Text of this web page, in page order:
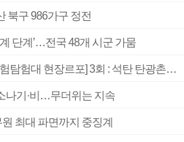
북구 986가구 정전
계 단계’…전국 48개 시군 가뭄
[2026 부산청소년극지체험탐험대 현장르포] 3회 : 석탄 탄광촌에서 북극 연구의 중심지로
나기·비…무더위는 지속
최대 파면까지 중징계